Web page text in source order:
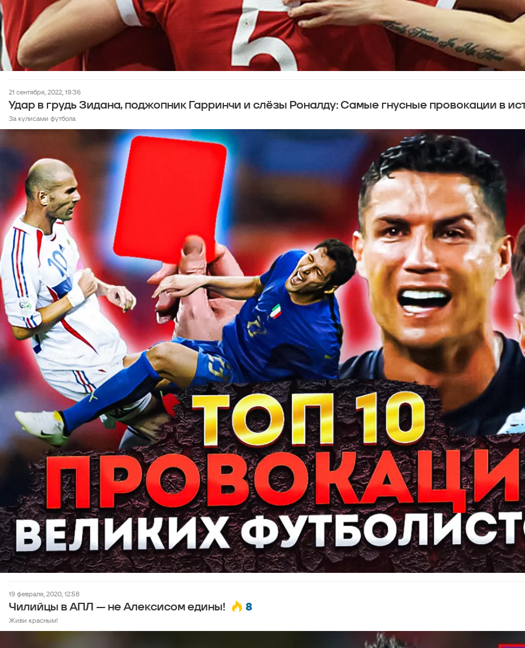
21 сентября, 2022, 19:36
Удар в грудь Зидана, поджопник Гарринчи и слёзы Роналду: Самые гнусные провокации в
За кулисами футбола
19 февраля, 2020, 12:58
Чилийцы в АПЛ — не Алексисом едины! 8
Живи красным!